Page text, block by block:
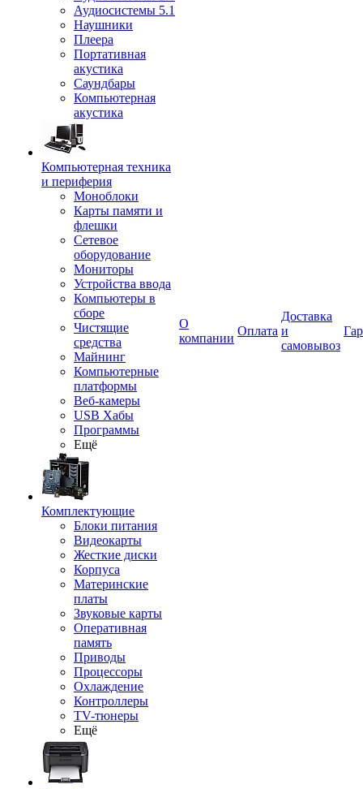
Аудиосистемы 5.1
Наушники
Плеера
Портативная
акустика
Саундбары
Компьютерная
акустика
Компьютерная техника
и периферия
Моноблоки
Карты памяти и
флешки
Сетевое
оборудование
Мониторы
Устройства ввода
Компьютеры в
сборе
Чистящие
средства
Майнинг
Компьютерные
платформы
Веб-камеры
USB Хабы
Программы
Ещё
Комплектующие
Блоки питания
Видеокарты
Жесткие диски
Корпуса
Материнские
платы
Звуковые карты
Оперативная
память
Приводы
Процессоры
Охлаждение
Контроллеры
TV-тюнеры
Ещё
О
компании
Оплата
Доставка
и
самовывоз